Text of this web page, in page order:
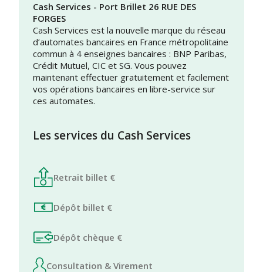
Cash Services - Port Brillet 26 RUE DES
FORGES
Cash Services est la nouvelle marque du réseau
d’automates bancaires en France métropolitaine
commun à 4 enseignes bancaires : BNP Paribas,
Crédit Mutuel, CIC et SG. Vous pouvez
maintenant effectuer gratuitement et facilement
vos opérations bancaires en libre-service sur
ces automates.
Les services du Cash Services
Retrait billet €
Dépôt billet €
Dépôt chèque €
Consultation & Virement